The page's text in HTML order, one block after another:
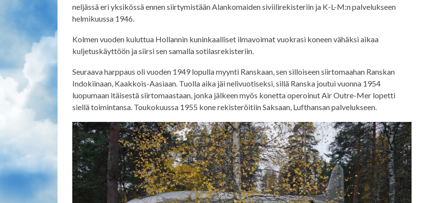
neljässä eri yksikössä ennen siirtymistään Alankomaiden siviilirekisteriin ja K-L-M:n palvelukseen
helmikuussa 1946.
Kolmen vuoden kuluttua Hollannin kuninkaalliset ilmavoimat vuokrasi koneen vähäksi aikaa
kuljetuskäyttöön ja siirsi sen samalla sotilasrekisteriin.
Seuraava harppaus oli vuoden 1949 lopulla myynti Ranskaan, sen silloiseen siirtomaahan Ranskan
Indokiinaan, Kaakkois-Aasiaan. Tuolla aika jäi nelivuotiseksi, sillä Ranska joutui vuonna 1954
luopumaan itäisestä siirtomaastaan, jonka jälkeen myös konetta operoinut Air Outre-Mer lopetti
siellä toimintansa. Toukokuussa 1955 kone rekisteröitiin Saksaan, Lufthansan palvelukseen.